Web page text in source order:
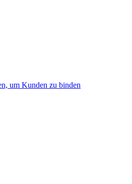
um Kunden zu binden